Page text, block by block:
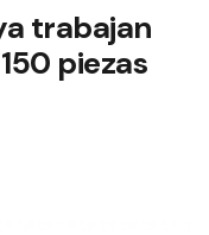
trabajan
piezas